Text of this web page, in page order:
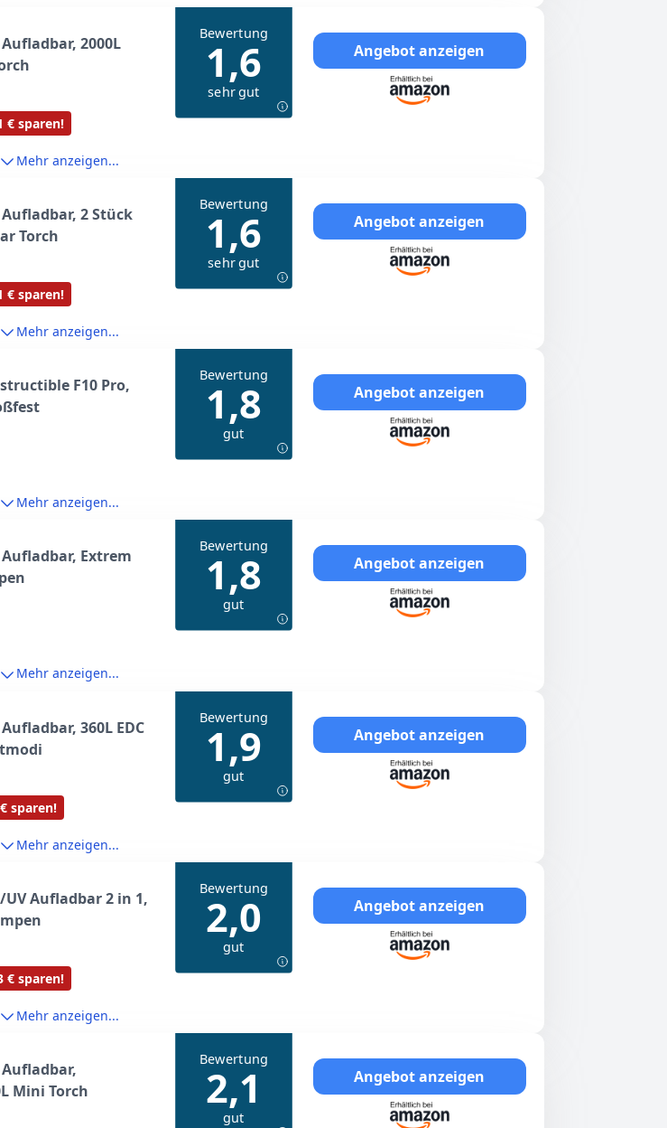
2000L
€ sparen!
Bewertung
1,6
sehr gut
Angebot anzeigen
Mehr anzeigen...
2 Stück
Torch
€ sparen!
Bewertung
1,6
sehr gut
Angebot anzeigen
Mehr anzeigen...
F10 Pro,
Bewertung
1,8
gut
Angebot anzeigen
Mehr anzeigen...
Extrem
Bewertung
1,8
gut
Angebot anzeigen
Mehr anzeigen...
360L EDC
sparen!
Bewertung
1,9
gut
Angebot anzeigen
Mehr anzeigen...
Aufladbar 2 in 1,
€ sparen!
Bewertung
2,0
gut
Angebot anzeigen
Mehr anzeigen...
Mini Torch
Bewertung
2,1
gut
Angebot anzeigen